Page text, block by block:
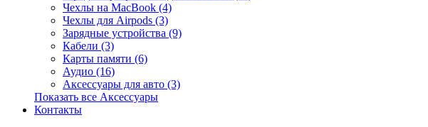
Чехлы на MacBook (4)
Чехлы для Airpods (3)
Зарядные устройства (9)
Кабели (3)
Карты памяти (6)
Аудио (16)
Аксессуары для авто (3)
Показать все Аксессуары
Контакты